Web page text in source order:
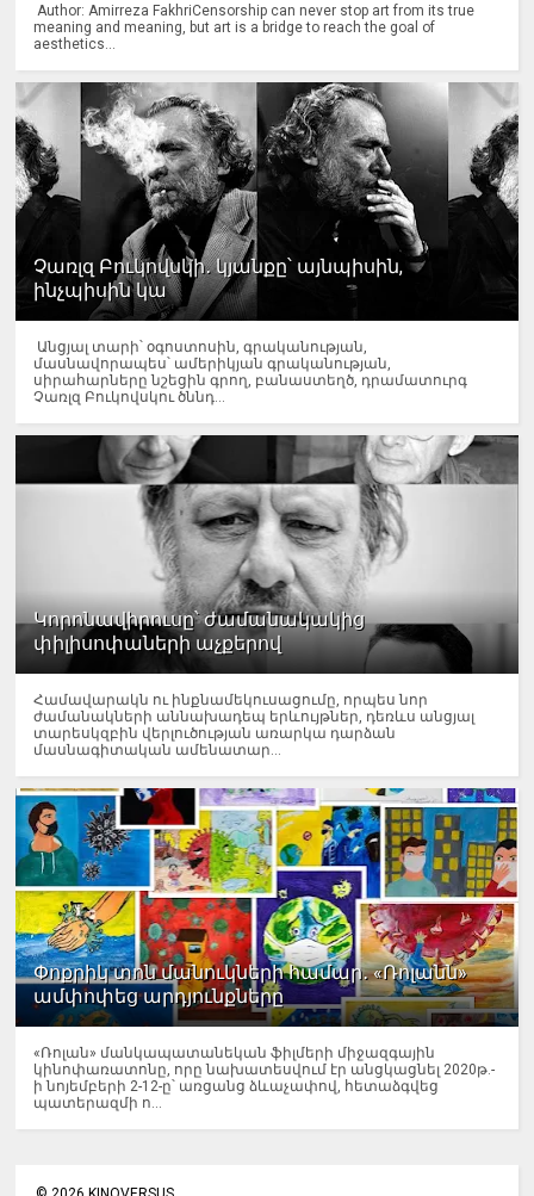
Author: Amirreza FakhriCensorship can never stop art from its true
meaning and meaning, but art is a bridge to reach the goal of
aesthetics...
Չառլզ Բուկովսկի․ կյանքը՝ այնպիսին,
ինչպիսին կա
Անցյալ տարի՝ օգոստոսին, գրականության,
մասնավորապես՝ ամերիկյան գրականության,
սիրահարները նշեցին գրող, բանաստեղծ, դրամատուրգ
Չառլզ Բուկովսկու ծննդ...
Կորոնավիրուսը՝ ժամանակակից
փիլիսոփաների աչքերով
Համավարակն ու ինքնամեկուսացումը, որպես նոր
ժամանակների աննախադեպ երևույթներ, դեռևս անցյալ
տարեսկզբին վերլուծության առարկա դարձան
մասնագիտական ամենատար...
Փոքրիկ տոն մանուկների համար․ «Ռոլանն»
ամփոփեց արդյունքները
«Ռոլան» մանկապատանեկան ֆիլմերի միջազգային
կինոփառատոնը, որը նախատեսվում էր անցկացնել 2020թ.-
ի նոյեմբերի 2-12-ը՝ առցանց ձևաչափով, հետաձգվեց
պատերազմի ո...